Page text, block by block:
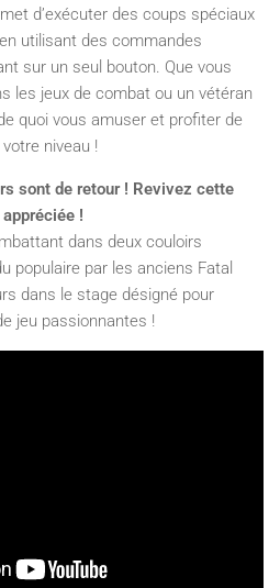
d’exécuter des coups spéciaux
utilisant des commandes
sur un seul bouton. Que vous
les jeux de combat ou un vétéran
quoi vous amuser et profiter de
niveau !
sont de retour ! Revivez cette
!
dans deux couloirs
populaire par les anciens Fatal
dans le stage désigné pour
jeu passionnantes !